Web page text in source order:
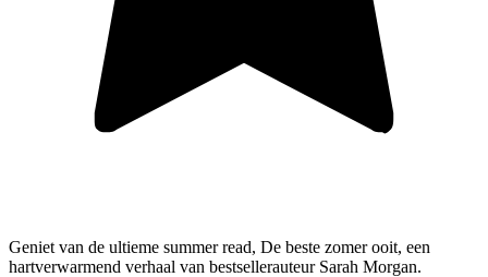
Geniet van de ultieme summer read, De beste zomer ooit, een
hartverwarmend verhaal van bestsellerauteur Sarah Morgan.